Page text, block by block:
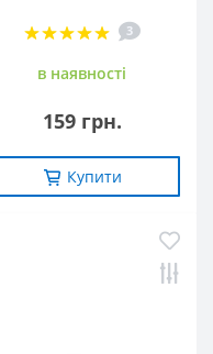
3
в наявностi
159 грн.
Купити